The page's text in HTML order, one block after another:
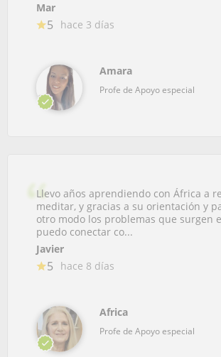
Mar
5 hace 3 días
Amara
Profe de Apoyo especial
Llevo años aprendiendo con África a
meditar, y gracias a su orientación y
otro modo los problemas que surgen
puedo conectar co...
Javier
5 hace 8 días
Africa
Profe de Apoyo especial